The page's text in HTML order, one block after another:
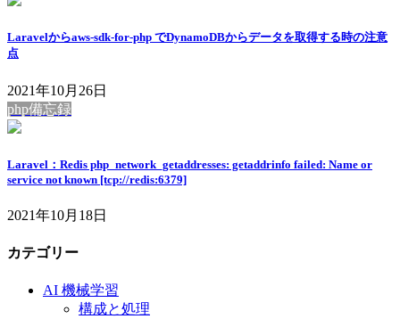
Laravelからaws-sdk-for-php でDynamoDBからデータを取得する時の注意
点
2021年10月26日
php備忘録
Laravel：Redis php_network_getaddresses: getaddrinfo failed: Name or
service not known [tcp://redis:6379]
2021年10月18日
カテゴリー
AI 機械学習
構成と処理